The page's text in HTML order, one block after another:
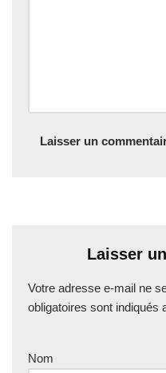
Laisser
Votre adresse e-mail ne
obligatoires sont indiqués
Nom